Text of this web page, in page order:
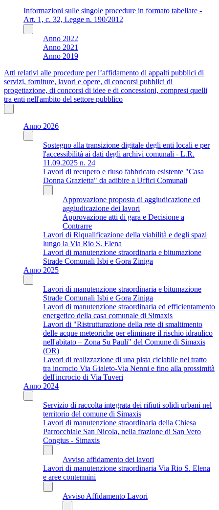
Informazioni sulle singole procedure in formato tabellare -
Art. 1, c. 32, Legge n. 190/2012
Anno 2022
Anno 2021
Anno 2019
Atti relativi alle procedure per l’affidamento di appalti pubblici di
servizi, forniture, lavori e opere, di concorsi pubblici di
progettazione, di concorsi di idee e di concessioni, compresi quelli
tra enti nell'ambito del settore pubblico
Anno 2026
Sostegno alla transizione digitale degli enti locali e per
l'accessibilità ai dati degli archivi comunali - L.R.
11.09.2025 n. 24
Lavori di recupero e riuso fabbricato esistente "Casa
Donna Grazietta" da adibire a Uffici Comunali
Approvazione proposta di aggiudicazione ed
aggiudicazione dei lavori
Approvazione atti di gara e Decisione a
Contrarre
Lavori di Riqualificazione della viabilità e degli spazi
lungo la Via Rio S. Elena
Lavori di manutenzione straordinaria e bitumazione
Strade Comunali Isbi e Gora Ziniga
Anno 2025
Lavori di manutenzione straordinaria e bitumazione
Strade Comunali Isbi e Gora Ziniga
Lavori di manutenzione straordinaria ed efficientamento
energetico della casa comunale di Simaxis
Lavori di "Ristrutturazione della rete di smaltimento
delle acque meteoriche per eliminare il rischio idraulico
nell'abitato – Zona Su Pauli" del Comune di Simaxis
(OR)
Lavori di realizzazione di una pista ciclabile nel tratto
tra incrocio Via Gialeto-Via Nenni e fino alla prossimità
dell'incrocio di Via Tuveri
Anno 2024
Servizio di raccolta integrata dei rifiuti solidi urbani nel
territorio del comune di Simaxis
Lavori di manutenzione straordinaria della Chiesa
Parrocchiale San Nicola, nella frazione di San Vero
Congius - Simaxis
Avviso affidamento dei lavori
Lavori di manutenzione straordinaria Via Rio S. Elena
e aree contermini
Avviso Affidamento Lavori